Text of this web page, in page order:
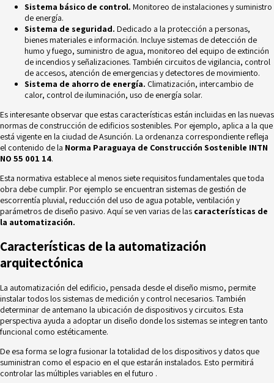
Sistema básico de control. Monitoreo de instalaciones y suministro
de energía.
Sistema de seguridad. Dedicado a la protección a personas,
bienes materiales e información. Incluye sistemas de detección de
humo y fuego, suministro de agua, monitoreo del equipo de extinción
de incendios y señalizaciones. También circuitos de vigilancia, control
de accesos, atención de emergencias y detectores de movimiento.
Sistema de ahorro de energía. Climatización, intercambio de
calor, control de iluminación, uso de energía solar.
Es interesante observar que estas características están incluidas en las nuevas
normas de construcción de edificios sostenibles. Por ejemplo, aplica a la que
está vigente en la ciudad de Asunción. La ordenanza correspondiente refleja
el contenido de la Norma Paraguaya de Construcción Sostenible INTN
NO 55 001 14.
Esta normativa establece al menos siete requisitos fundamentales que toda
obra debe cumplir. Por ejemplo se encuentran sistemas de gestión de
escorrentía pluvial, reducción del uso de agua potable, ventilación y
parámetros de diseño pasivo. Aquí se ven varias de las características de
la automatización.
Características de la automatización
arquitectónica
La automatización del edificio, pensada desde el diseño mismo, permite
instalar todos lossistemas de medición y control necesarios. También
determinar de antemano la ubicación de dispositivos y circuitos. Esta
perspectiva ayuda a adoptar un diseño donde los sistemas se integren tanto
funcional como estéticamente.
De esa forma se logra fusionar la totalidad de los dispositivos y datos que
suministran como el espacio en el que estarán instalados. Esto permitirá
controlar las múltiples variables en el futuro .